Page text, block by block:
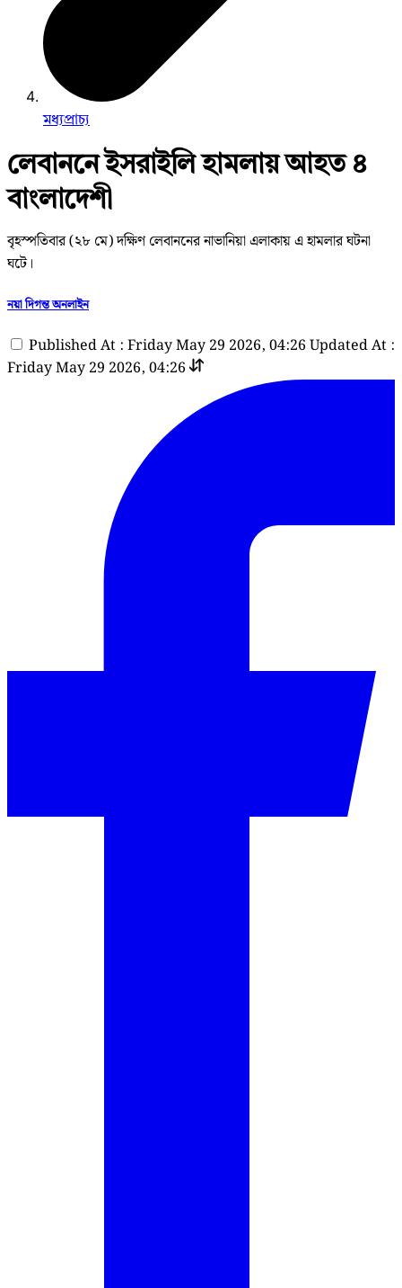
মধ্যপ্রাচ্য
লেবাননে ইসরাইলি হামলায় আহত ৪
বাংলাদেশী
বৃহস্পতিবার (২৮ মে) দক্ষিণ লেবাননের নাভানিয়া এলাকায় এ হামলার ঘটনা
ঘটে।
নয়া দিগন্ত অনলাইন
Published At : Friday May 29 2026, 04:26 Updated At :
Friday May 29 2026, 04:26